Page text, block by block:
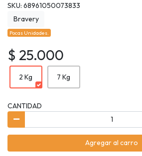
SKU: 68961050073833
Bravery
Pocas Unidades.
$ 25.000
2 Kg 7 Kg
CANTIDAD
Agregar al carro